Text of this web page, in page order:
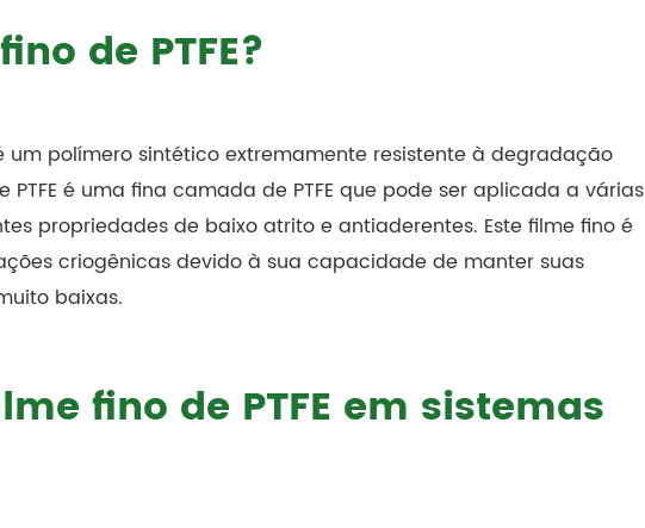
de PTFE?
um polímero sintético extremamente resistente à degradação
é uma fina camada de PTFE que pode ser aplicada a várias
propriedades de baixo atrito e antiaderentes. Este filme fino é
criogênicas devido à sua capacidade de manter suas
baixas.
fino de PTFE em sistemas